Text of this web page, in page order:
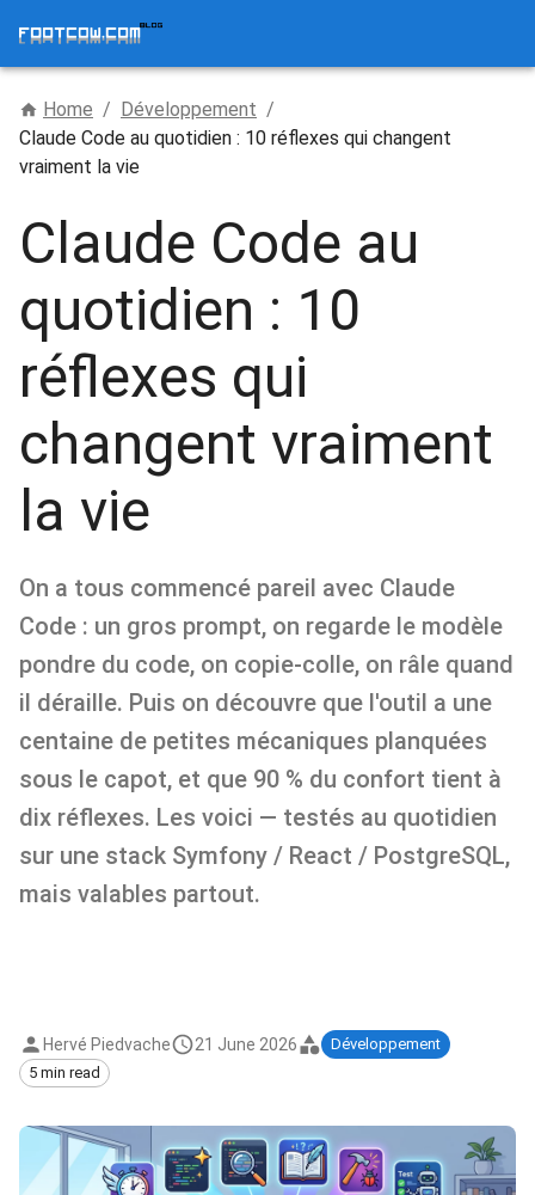
Home / Développement /
Claude Code au quotidien : 10 réflexes qui changent
vraiment la vie
Claude Code au
quotidien : 10
réflexes qui
changent vraiment
la vie
On a tous commencé pareil avec Claude
Code : un gros prompt, on regarde le modèle
pondre du code, on copie-colle, on râle quand
il déraille. Puis on découvre que l'outil a une
centaine de petites mécaniques planquées
sous le capot, et que 90 % du confort tient à
dix réflexes. Les voici — testés au quotidien
sur une stack Symfony / React / PostgreSQL,
mais valables partout.
Hervé Piedvache 21 June 2026
Développement
5 min read